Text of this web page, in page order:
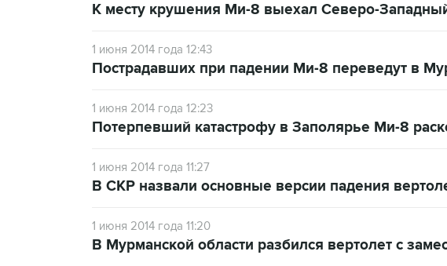
К месту крушения Ми-8 выехал Северо-
1 июня 2014 года 12:43
Пострадавших при падении Ми-8 переведут в
1 июня 2014 года 12:23
Потерпевший катастрофу в Заполярье Ми-8
1 июня 2014 года 11:27
В СКР назвали основные версии падения
1 июня 2014 года 11:20
В Мурманской области разбился вертолет с